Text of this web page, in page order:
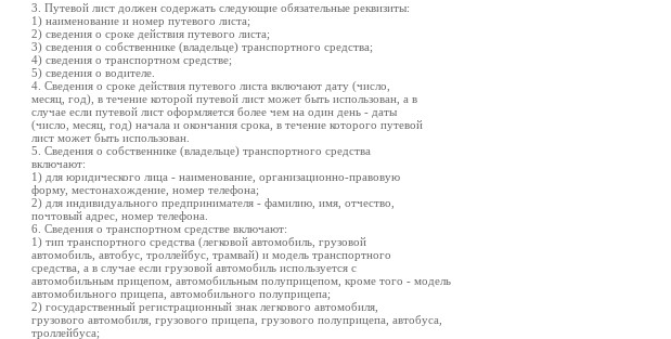
3. Путевой лист должен содержать следующие обязательные реквизиты:
1) наименование и номер путевого листа;
2) сведения о сроке действия путевого листа;
3) сведения о собственнике (владельце) транспортного средства;
4) сведения о транспортном средстве;
5) сведения о водителе.
4. Сведения о сроке действия путевого листа включают дату (число,
месяц, год), в течение которой путевой лист может быть использован, а в
случае если путевой лист оформляется более чем на один день - даты
(число, месяц, год) начала и окончания срока, в течение которого путевой
лист может быть использован.
5. Сведения о собственнике (владельце) транспортного средства
включают:
1) для юридического лица - наименование, организационно-правовую
форму, местонахождение, номер телефона;
2) для индивидуального предпринимателя - фамилию, имя, отчество,
почтовый адрес, номер телефона.
6. Сведения о транспортном средстве включают:
1) тип транспортного средства (легковой автомобиль, грузовой
автомобиль, автобус, троллейбус, трамвай) и модель транспортного
средства, а в случае если грузовой автомобиль используется с
автомобильным прицепом, автомобильным полуприцепом, кроме того - модель
автомобильного прицепа, автомобильного полуприцепа;
2) государственный регистрационный знак легкового автомобиля,
грузового автомобиля, грузового прицепа, грузового полуприцепа, автобуса,
троллейбуса;